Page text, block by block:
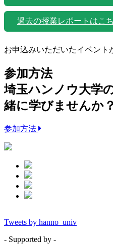
過去の授業レポートはこ
お申込みいただいたイベント
参加方法
埼玉ハンノウ大学
緒に学びませんか？
参加方法
Tweets by hanno_univ
- Supported by -